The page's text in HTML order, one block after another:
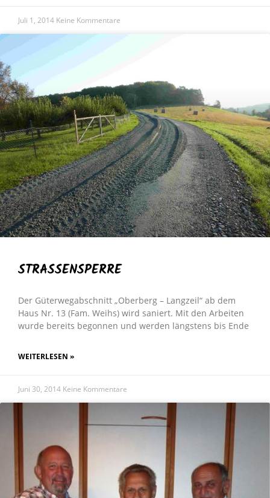
Juli 1, 2014 Keine Kommentare
STRASSENSPERRE
Der Güterwegabschnitt „Oberberg – Langzeil“ ab dem
Haus Nr. 13 (Fam. Weihs) wird saniert. Mit den Arbeiten
wurde bereits begonnen und werden längstens bis Ende
WEITERLESEN »
Juni 30, 2014 Keine Kommentare